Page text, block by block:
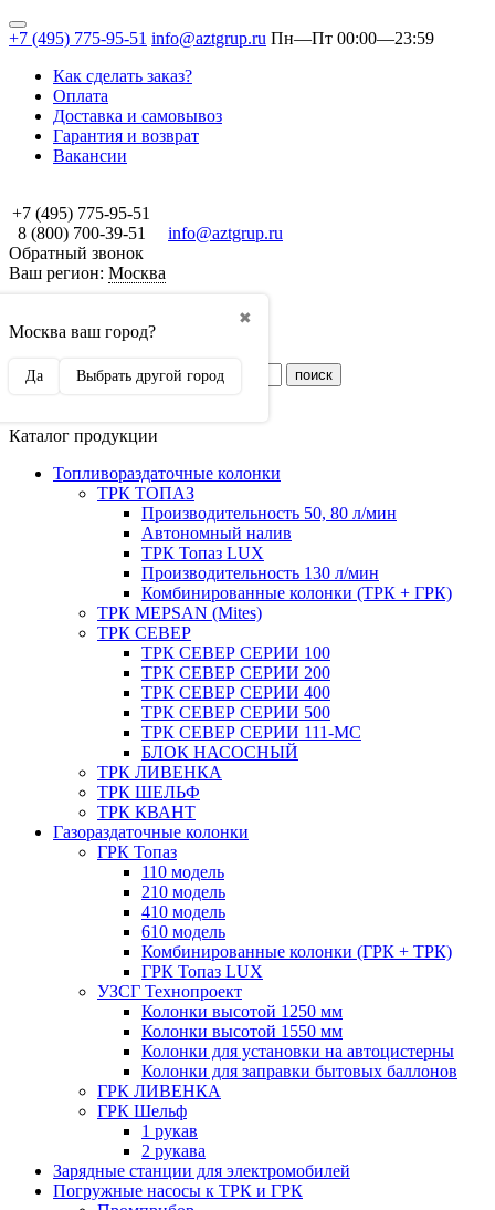
+7 (495) 775-95-51 info@aztgrup.ru Пн—Пт 00:00—23:59
Как сделать заказ?
Оплата
Доставка и самовывоз
Гарантия и возврат
Вакансии
+7 (495) 775-95-51
8 (800) 700-39-51
info@aztgrup.ru
Обратный звонок
Ваш регион: Москва
✖
Москва ваш город?
Да Выбрать другой город
Искать поиск
Каталог продукции
Топливораздаточные колонки
ТРК ТОПАЗ
Производительность 50, 80 л/мин
Автономный налив
ТРК Топаз LUX
Производительность 130 л/мин
Комбинированные колонки (ТРК + ГРК)
ТРК MEPSAN (Mites)
ТРК СЕВЕР
ТРК СЕВЕР СЕРИИ 100
ТРК СЕВЕР СЕРИИ 200
ТРК СЕВЕР СЕРИИ 400
ТРК СЕВЕР СЕРИИ 500
ТРК СЕВЕР СЕРИИ 111-МС
БЛОК НАСОСНЫЙ
ТРК ЛИВЕНКА
ТРК ШЕЛЬФ
ТРК КВАНТ
Газораздаточные колонки
ГРК Топаз
110 модель
210 модель
410 модель
610 модель
Комбинированные колонки (ГРК + ТРК)
ГРК Топаз LUX
УЗСГ Технопроект
Колонки высотой 1250 мм
Колонки высотой 1550 мм
Колонки для установки на автоцистерны
Колонки для заправки бытовых баллонов
ГРК ЛИВЕНКА
ГРК Шельф
1 рукав
2 рукава
Зарядные станции для электромобилей
Погружные насосы к ТРК и ГРК